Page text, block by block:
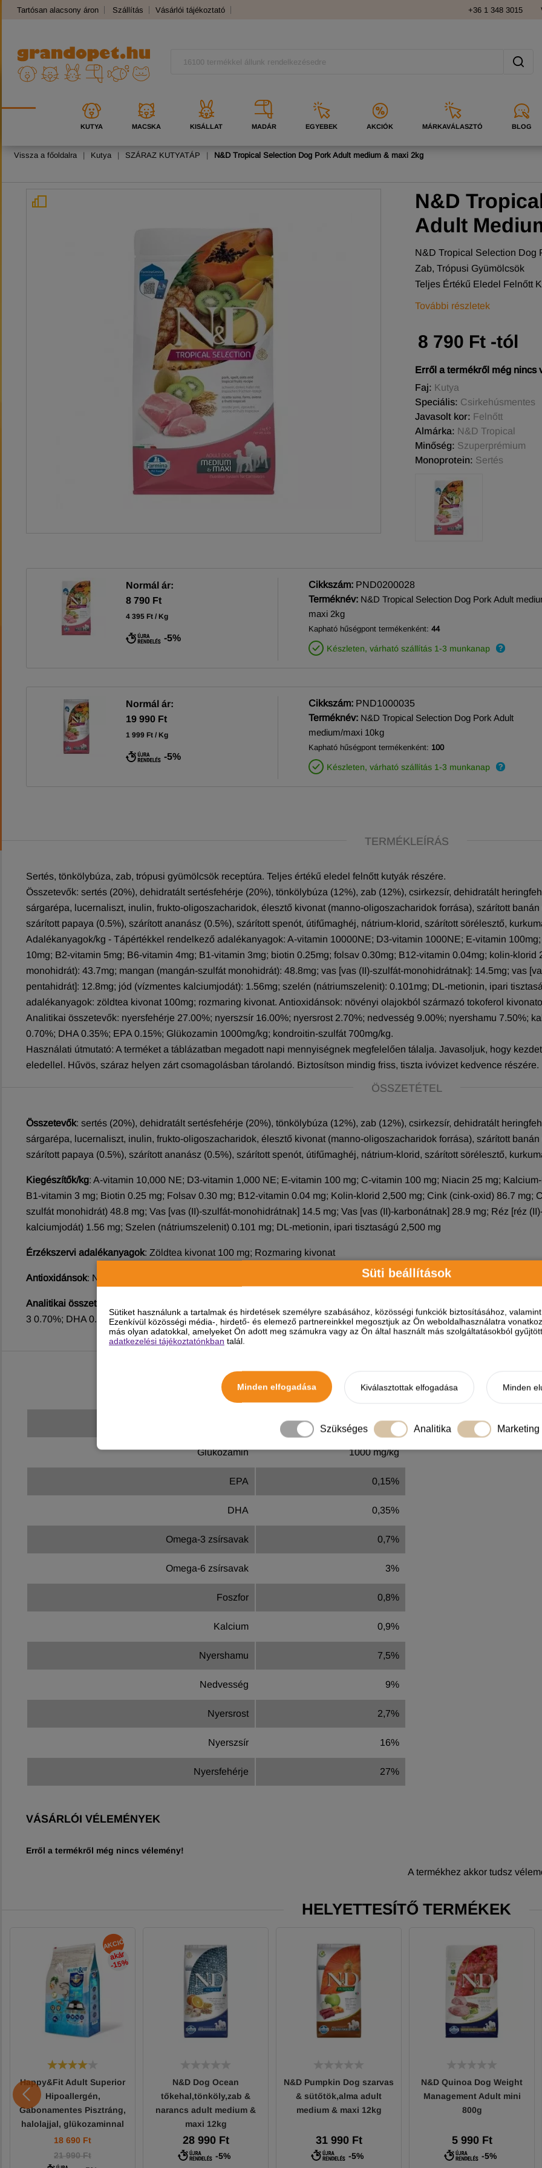
Süti beállítások
Sütiket használunk a tartalmak és hirdetések személyre szabásához, közösségi funkciók biztosításához,
Ezenkívül közösségi média-, hirdető- és elemező partnereinkkel megosztjuk az Ön weboldalhasználatra
más olyan adatokkal, amelyeket Ön adott meg számukra vagy az Ön által használt más szolgáltatásokból
adatkezelési tájékoztatónkban talál.
Minden elfogadása Kiválasztottak elfogadása Minden
Szükséges Analitika Marketing
Tartósan alacsony áron Szállítás Vásárlói tájékoztató +36 1 348 3015
KUTYA MACSKA KISÁLLAT MADÁR EGYEBEK AKCIÓK MÁRKAVÁLASZTÓ BLOG
Vissza a főoldalra | Kutya | SZÁRAZ KUTYATÁP | N&D Tropical Selection Dog Pork Adult medium & maxi 2kg
N&D
Adult
N&D Tropical Selection Dog
Zab, Trópusi Gyümölcsök
Teljes Értékű Eledel Felnőtt
További részletek
8 790 Ft -tól
Erről a termékről még nincs
Faj: Kutya
Speciális: Csirkehúsmentes
Javasolt kor: Felnőtt
Almárka: N&D Tropical
Minőség: Szuperprémium
Monoprotein: Sertés
Normál ár:
8 790 Ft
4 395 Ft / Kg
-5%
Cikkszám: PND0200028
Terméknév: N&D Tropical Selection Dog Pork Adult
maxi 2kg
Kapható hűségpont termékenként: 44
Készleten, várható szállítás 1-3 munkanap
Normál ár:
19 990 Ft
1 999 Ft / Kg
-5%
Cikkszám: PND1000035
Terméknév: N&D Tropical Selection Dog Pork Adult
medium/maxi 10kg
Kapható hűségpont termékenként: 100
Készleten, várható szállítás 1-3 munkanap
TERMÉKLEÍRÁS
Sertés, tönkölybúza, zab, trópusi gyümölcsök receptúra. Teljes értékű eledel felnőtt kutyák részére.
Összetevők: sertés (20%), dehidratált sertésfehérje (20%), tönkölybúza (12%), zab (12%), csirkezsír, dehidratált
sárgarépa, lucernaliszt, inulin, frukto-oligoszacharidok, élesztő kivonat (manno-oligoszacharidok forrása), szárított
szárított papaya (0.5%), szárított ananász (0.5%), szárított spenót, útifűmaghéj, nátrium-klorid, szárított sörélesztő,
Adalékanyagok/kg - Tápértékkel rendelkező adalékanyagok: A-vitamin 10000NE; D3-vitamin 1000NE; E-vitamin
10mg; B2-vitamin 5mg; B6-vitamin 4mg; B1-vitamin 3mg; biotin 0.25mg; folsav 0.30mg; B12-vitamin 0.04mg; kolin-
monohidrát): 43.7mg; mangan (mangán-szulfát monohidrát): 48.8mg; vas [vas (II)-szulfát-monohidrátnak]: 14.5mg; vas
pentahidrát]: 12.8mg; jód (vízmentes kalciumjodát): 1.56mg; szelén (nátriumszelenit): 0.101mg; DL-metionin, ipari
adalékanyagok: zöldtea kivonat 100mg; rozmaring kivonat. Antioxidánsok: növényi olajokból származó tokoferol
Analitikai összetevők: nyersfehérje 27.00%; nyerszsír 16.00%; nyersrost 2.70%; nedvesség 9.00%; nyershamu 7.50%;
0.70%; DHA 0.35%; EPA 0.15%; Glükozamin 1000mg/kg; kondroitin-szulfát 700mg/kg.
Használati útmutató: A terméket a táblázatban megadott napi mennyiségnek megfelelően tálalja. Javasoljuk, hogy
eledellel. Hűvös, száraz helyen zárt csomagolásban tárolandó. Biztosítson mindig friss, tiszta ivóvizet kedvence részére.
ÖSSZETÉTEL
Összetevők: sertés (20%), dehidratált sertésfehérje (20%), tönkölybúza (12%), zab (12%), csirkezsír, dehidratált
sárgarépa, lucernaliszt, inulin, frukto-oligoszacharidok, élesztő kivonat (manno-oligoszacharidok forrása), szárított
szárított papaya (0.5%), szárított ananász (0.5%), szárított spenót, útifűmaghéj, nátrium-klorid, szárított sörélesztő,
Kiegészítők/kg: A-vitamin 10,000 NE; D3-vitamin 1,000 NE; E-vitamin 100 mg; C-vitamin 100 mg; Niacin 25 mg;
B1-vitamin 3 mg; Biotin 0.25 mg; Folsav 0.30 mg; B12-vitamin 0.04 mg; Kolin-klorid 2,500 mg; Cink (cink-oxid) 86.7 mg;
szulfát monohidrát) 48.8 mg; Vas [vas (II)-szulfát-monohidrátnak] 14.5 mg; Vas [vas (II)-karbonátnak] 28.9 mg; Réz [réz
kalciumjodát) 1.56 mg; Szelen (nátriumszelenit) 0.101 mg; DL-metionin, ipari tisztaságú 2,500 mg
Érzékszervi adalékanyagok: Zöldtea kivonat 100 mg; Rozmaring kivonat
Antioxidánsok: Növényi olajokból származó tokoferol kivonatok
Analitikai összetevők
: Nyersfehérje 27.00%; Nyerszsír 16.00%; Nyersrost 2.70%; Nedvesség 9.00%; Nyershamu
3 0.70%; DHA 0.35%; EPA 0.15%; Glükozamin 1,000 mg/kg; Kondroitin-szulfát 700 mg/kg
Mennyiség
700 mg/kg
Glükozamin 1000 mg/kg
EPA 0,15%
DHA 0,35%
Omega-3 zsírsavak 0,7%
Omega-6 zsírsavak 3%
Foszfor 0,8%
Kalcium 0,9%
Nyershamu 7,5%
Nedvesség 9%
Nyersrost 2,7%
Nyerszsír 16%
Nyersfehérje 27%
VÁSÁRLÓI VÉLEMÉNYEK
Erről a termékről még nincs vélemény!
A termékhez akkor tudsz
HELYETTESÍTŐ TERMÉKEK
AKCIÓ
akár
-15
%
Happy&Fit Adult Superior
Hipoallergén,
Gabonamentes Pisztráng,
halolajjal, glükozaminnal
10kg
18 690 Ft
21 990 Ft
N&D Dog Ocean
tőkehal,tönköly,zab &
narancs adult medium &
maxi 12kg
28 990 Ft
-5%
N&D Pumpkin Dog szarvas
& sütőtök,alma adult
medium & maxi 12kg
31 990 Ft
-5%
N&D Quinoa Dog Weight
Management Adult mini
800g
5 990 Ft
-5%